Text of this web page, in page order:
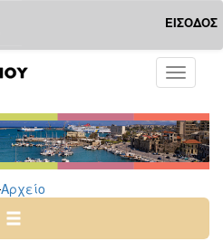
ΕΙΣΟΔΟΣ
Toggle
Αρχείο